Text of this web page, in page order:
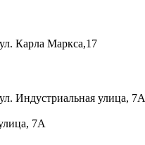
Карла Маркса,17
Индустриальная улица, 7А
7А